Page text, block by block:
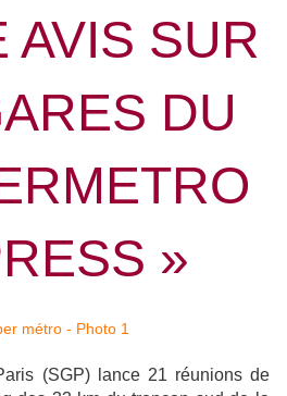
AVIS SUR
DU
»
(SGP) lance 21 réunions de